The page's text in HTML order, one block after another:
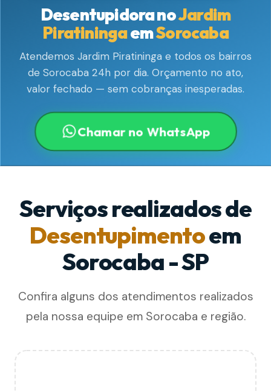
Desentupidora noJardim
PiratiningaemSorocaba
Atendemos Jardim Piratininga e todos os bairros
de Sorocaba 24h por dia. Orçamento no ato,
valor fechado — sem cobranças inesperadas.
Chamar no WhatsApp
Serviços realizados de
Desentupimentoem
Sorocaba - SP
Confira alguns dos atendimentos realizados
pela nossa equipe em Sorocaba e região.